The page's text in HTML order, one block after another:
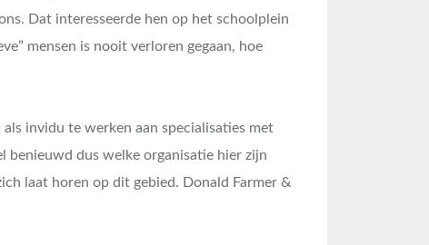
Dat interesseerde hen op het schoolplein
mensen is nooit verloren gegaan, hoe
invidu te werken aan specialisaties met
benieuwd dus welke organisatie hier zijn
laat horen op dit gebied. Donald Farmer &